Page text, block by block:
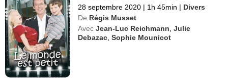
28 septembre 2020 | 1h 45min | Divers
De Régis Musset
Avec Jean-Luc Reichmann ,Julie
Debazac ,Sophie Mounicot